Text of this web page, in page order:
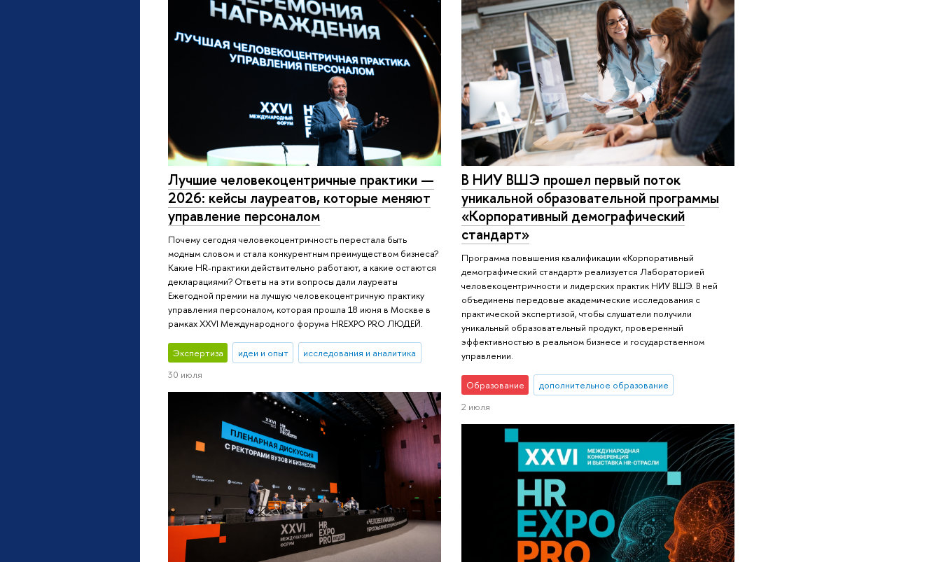
Лучшие человекоцентричные практики —
2026: кейсы лауреатов, которые меняют
управление персоналом
Почему сегодня человекоцентричность перестала быть
модным словом и стала конкурентным преимуществом бизнеса?
Какие HR-практики действительно работают, а какие остаются
декларациями? Ответы на эти вопросы дали лауреаты
Ежегодной премии на лучшую человекоцентричную практику
управления персоналом, которая прошла 18 июня в Москве в
рамках XXVI Международного форума HREXPO PRO ЛЮДЕЙ.
Экспертиза идеи и опыт
исследования и аналитика
30 июля
В НИУ ВШЭ прошел первый поток
уникальной образовательной программы
«Корпоративный демографический
стандарт»
Программа повышения квалификации «Корпоративный
демографический стандарт» реализуется Лабораторией
человекоцентричности и лидерских практик НИУ ВШЭ. В ней
объединены передовые академические исследования с
практической экспертизой, чтобы слушатели получили
уникальный образовательный продукт, проверенный
эффективностью в реальном бизнесе и государственном
управлении.
Образование
дополнительное образование
2 июля